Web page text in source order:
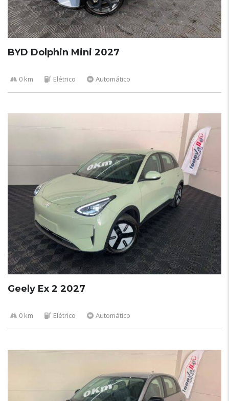
BYD Dolphin Mini 2027
0 km Elétrico Automático
Geely Ex 2 2027
0 km Elétrico Automático